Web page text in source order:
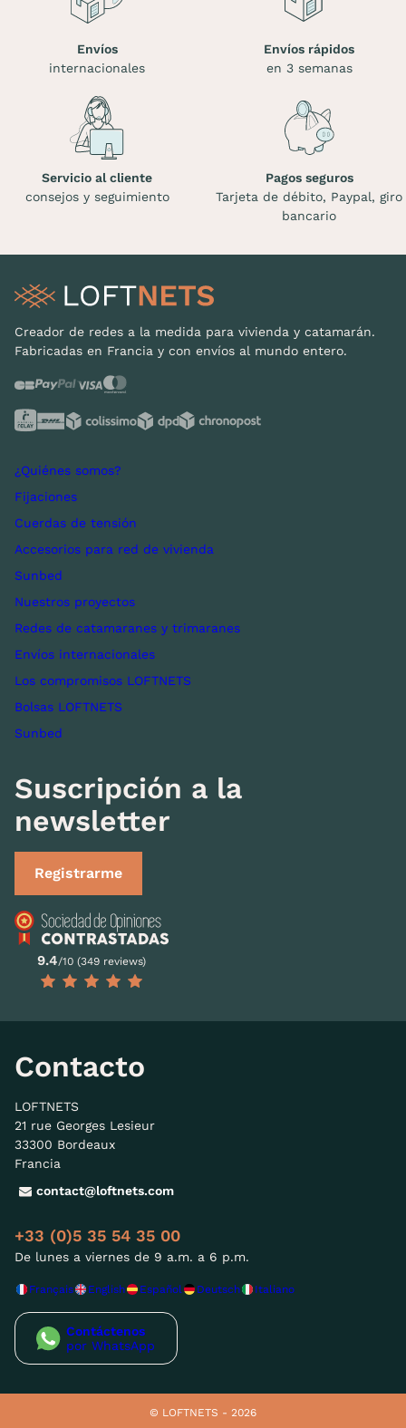
Envíos
internacionales
Envíos rápidos
en 3 semanas
Servicio al cliente
consejos y seguimiento
Pagos seguros
Tarjeta de débito, Paypal, giro
bancario
Creador de redes a la medida para vivienda y catamarán.
Fabricadas en Francia y con envíos al mundo entero.
¿Quiénes somos?
Fijaciones
Cuerdas de tensión
Accesorios para red de vivienda
Sunbed
Nuestros proyectos
Redes de catamaranes y trimaranes
Envíos internacionales
Los compromisos LOFTNETS
Bolsas LOFTNETS
Sunbed
Suscripción a la
newsletter
Registrarme
9.4/10 (349 reviews)
Contacto
LOFTNETS
21 rue Georges Lesieur
33300 Bordeaux
Francia
contact@loftnets.com
+33 (0)5 35 54 35 00
De lunes a viernes de 9 a.m. a 6 p.m.
Français English Español Deutsch Italiano
Contáctenos
por WhatsApp
© LOFTNETS - 2026